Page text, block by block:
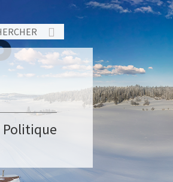
Politique